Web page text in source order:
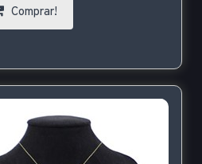
Comprar!